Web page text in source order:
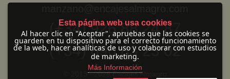
(+34) 926 88 24 87
(+34) 696 83 23 02
© 2013 -2026 Encajes Almagro
Esta página web usa cookies
Al hacer clic en "Aceptar", apruebas que las cookies se
guarden en tu dispositivo para el correcto funcionamiento
de la web, hacer analíticas de uso y colaborar con estudios
de marketing.
Más Información